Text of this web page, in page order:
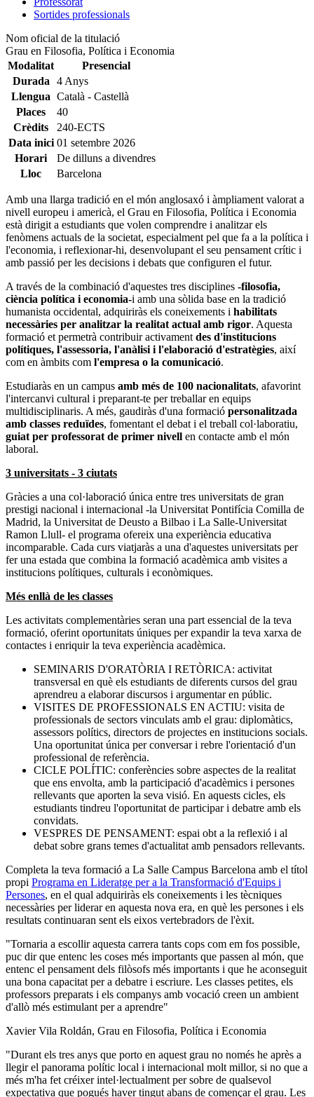
Sortides professionals
Nom oficial de la titulació
Grau en Filosofia, Política i Economia
Modalitat
Presencial
Durada
4 Anys
Llengua Català - Castellà
Places
40
Crèdits
240-ECTS
Data inici 01 setembre 2026
Horari
De dilluns a divendres
Lloc
Barcelona
Amb una llarga tradició en el món anglosaxó i àmpliament valorat a
nivell europeu i americà, el Grau en Filosofia, Política i Economia
està dirigit a estudiants que volen comprendre i analitzar els
fenòmens actuals de la societat, especialment pel que fa a la política i
l'economia, i reflexionar-hi, desenvolupant el seu pensament crític i
amb passió per les decisions i debats que configuren el futur.
A través de la combinació d'aquestes tres disciplines -filosofia,
ciència política i economia-i amb una sòlida base en la tradició
humanista occidental, adquiriràs els coneixements i habilitats
necessàries per analitzar la realitat actual amb rigor. Aquesta
formació et permetrà contribuir activament des d'institucions
polítiques, l'assessoria, l'anàlisi i l'elaboració d'estratègies, així
com en àmbits com l'empresa o la comunicació.
Estudiaràs en un campus amb més de 100 nacionalitats, afavorint
l'intercanvi cultural i preparant-te per treballar en equips
multidisciplinaris. A més, gaudiràs d'una formació personalitzada
amb classes reduïdes, fomentant el debat i el treball col·laboratiu,
guiat per professorat de primer nivell en contacte amb el món
laboral.
3 universitats - 3 ciutats
Gràcies a una col·laboració única entre tres universitats de gran
prestigi nacional i internacional -la Universitat Pontifícia Comilla de
Madrid, la Universitat de Deusto a Bilbao i La Salle-Universitat
Ramon Llull- el programa ofereix una experiència educativa
incomparable. Cada curs viatjaràs a una d'aquestes universitats per
fer una estada que combina la formació acadèmica amb visites a
institucions polítiques, culturals i econòmiques.
Més enllà de les classes
Les activitats complementàries seran una part essencial de la teva
formació, oferint oportunitats úniques per expandir la teva xarxa de
contactes i enriquir la teva experiència acadèmica.
SEMINARIS D'ORATÒRIA I RETÒRICA: activitat
transversal en què els estudiants de diferents cursos del grau
aprendreu a elaborar discursos i argumentar en públic.
VISITES DE PROFESSIONALS EN ACTIU: visita de
professionals de sectors vinculats amb el grau: diplomàtics,
assessors polítics, directors de projectes en institucions socials.
Una oportunitat única per conversar i rebre l'orientació d'un
professional de referència.
CICLE POLÍTIC: conferències sobre aspectes de la realitat
que ens envolta, amb la participació d'acadèmics i persones
rellevants que aporten la seva visió. En aquests cicles, els
estudiants tindreu l'oportunitat de participar i debatre amb els
convidats.
VESPRES DE PENSAMENT: espai obt a la reflexió i al
debat sobre grans temes d'actualitat amb pensadors rellevants.
Completa la teva formació a La Salle Campus Barcelona amb el títol
propi Programa en Lideratge per a la Transformació d'Equips i
Persones, en el qual adquiriràs els coneixements i les tècniques
necessàries per liderar en aquesta nova era, en què les persones i els
resultats continuaran sent els eixos vertebradors de l'èxit.
"Tornaria a escollir aquesta carrera tants cops com em fos possible,
puc dir que entenc les coses més importants que passen al món, que
entenc el pensament dels filòsofs més importants i que he aconseguit
una bona capacitat per a debatre i escriure. Les classes petites, els
professors preparats i els companys amb vocació creen un ambient
d'allò més estimulant per a aprendre"
Xavier Vila Roldán, Grau en Filosofia, Política i Economia
"Durant els tres anys que porto en aquest grau no només he après a
llegir el panorama polític local i internacional molt millor, si no que a
més m'ha fet créixer intel·lectualment per sobre de qualsevol
expectativa que pogués haver tingut abans de començar el grau. Les